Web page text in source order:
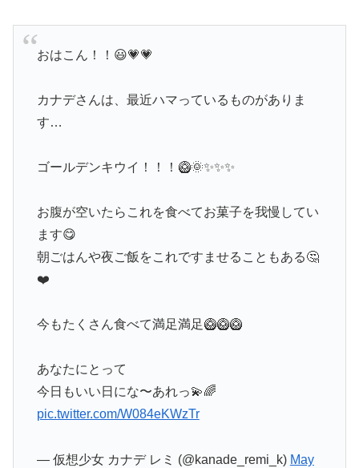
おはこん！！😃💗💗
カナデさんは、最近ハマっているものがありま
す…
ゴールデンキウイ！！！🥝🌞✨✨✨
お腹が空いたらこれを食べてお菓子を我慢してい
ます😋
朝ごはんや夜ご飯をこれですませることもある🤔
❤️
今もたくさん食べて満足満足🥝🥝🥝
あなたにとって
今日もいい日にな〜あれっ💫🌈
pic.twitter.com/W084eKWzTr
— 仮想少女 カナデ レミ (@kanade_remi_k) May